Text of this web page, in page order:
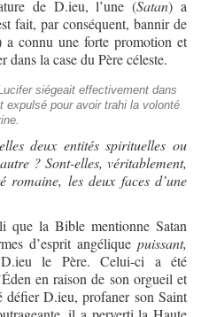
de D.ieu, l’une (Satan) a
fait, par conséquent, bannir de
a connu une forte promotion et
dans la case du Père céleste.
siégeait effectivement dans
expulsé pour avoir trahi la volonté
deux entités spirituelles ou
? Sont-elles, véritablement,
romaine, les deux faces d’une
que la Bible mentionne Satan
d’esprit angélique puissant,
le Père. Celui-ci a été
en raison de son orgueil et
défier D.ieu, profaner son Saint